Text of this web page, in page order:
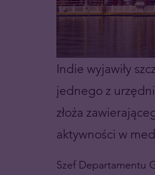
Indie wyjawiły
jednego z
złoża
aktywności w
Szef Departamentu